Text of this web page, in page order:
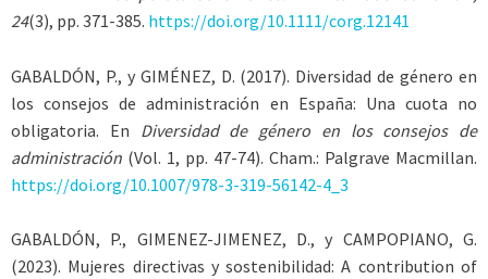
24(3), pp. 371-385. https://doi.org/10.1111/corg.12141
GABALDÓN, P., y GIMÉNEZ, D. (2017). Diversidad de género en
los consejos de administración en España: Una cuota no
obligatoria. En Diversidad de género en los consejos de
administración (Vol. 1, pp. 47-74). Cham.: Palgrave Macmillan.
https://doi.org/10.1007/978-3-319-56142-4_3
GABALDÓN, P., GIMENEZ-JIMENEZ, D., y CAMPOPIANO, G.
(2023). Mujeres directivas y sostenibilidad: A contribution of